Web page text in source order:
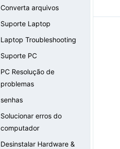
Converta arquivos
Suporte Laptop
Laptop Troubleshooting
Suporte PC
PC Resolução de
problemas
senhas
Solucionar erros do
computador
Desinstalar Hardware &